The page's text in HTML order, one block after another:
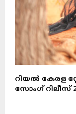
റിയൽ കേരള
സോംഗ് റിലീസ്